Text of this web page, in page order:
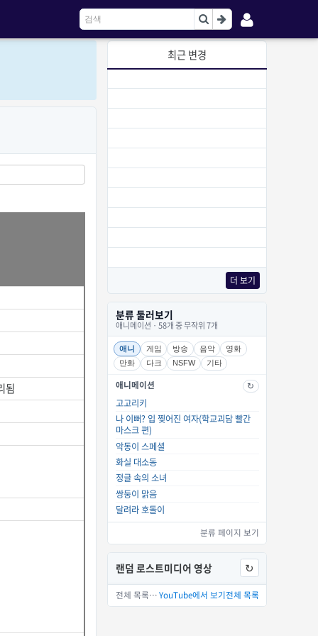
최근 변경
더 보기
분류 둘러보기
애니메이션 · 58개 중 무작위 7개
애니 게임 방송 음악
영화
만화
다크 NSFW 기타
애니메이션 ↻
고고리키
나 이뻐? 입 찢어진 여자(학교괴담 빨간
마스크 편)
악동이 스페셜
화실 대소동
정글 속의 소녀
쌍둥이 맑음
달려라 호돌이
분류 페이지 보기
랜덤 로스트미디어 영상 ↻
YouTube에서 보기
전체 목록 15개 중 하나를 골랐습니다.YouTube에서 보기전체 목록
됨